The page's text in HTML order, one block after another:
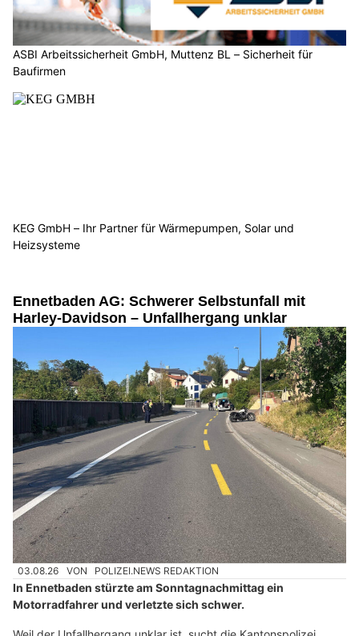
ASBI Arbeitssicherheit GmbH, Muttenz BL – Sicherheit für
Baufirmen
KEG GmbH – Ihr Partner für Wärmepumpen, Solar und
Heizsysteme
Ennetbaden AG: Schwerer Selbstunfall mit
Harley-Davidson – Unfallhergang unklar
03.08.26 VON POLIZEI.NEWS REDAKTION
In Ennetbaden stürzte am Sonntagnachmittag ein
Motorradfahrer und verletzte sich schwer.